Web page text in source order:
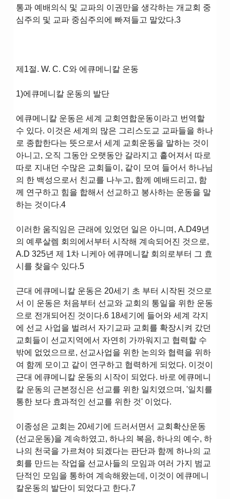
통과 예배의식 및 교파의 이권만을 생각하는 개교회 중
심주의 및 교파 중심주의에 빠져들고 말았다.3
제1절. W. C. C와 에큐메니칼 운동
1)에큐메니칼 운동의 발단
에큐메니칼 운동은 세계 교회연합운동이라고 번역할
수 있다. 이것은 세계의 많은 그리스도교 교파들을 하나
로 종합한다는 뜻으로서 세계 교회운동을 말하는 것이
아니고, 오직 그동안 오랫동안 갈라지고 흩어져서 따로
따로 지내던 수많은 교회들이, 같이 모여 들어서 하나님
의 한 백성으로서 친교를 나누고, 함께 예배드리고, 함
께 연구하고 힘을 합해서 선교하고 봉사하는 운동을 말
하는 것이다.4
이러한 움직임은 근래에 있었던 일은 아니며, A.D49년
의 예루살렘 회의에서부터 시작해 계속되어진 것으로,
A.D 325년 제 1차 니케아 에큐메니칼 회의로부터 그 효
시를 찾을수 있다.5
근대 에큐메니칼 운동은 20세기 초 부터 시작된 것으로
서 이 운동은 처음부터 선교와 교회의 통일을 위한 운동
으로 전개되어진 것이다.6 18세기에 들어와 세계 각지
에 선교 사업을 벌려서 자기교파 교회를 확장시켜 갔던
교회들이 선교지역에서 자연히 가까워지고 협력할 수
밖에 없었으므로, 선교사업을 위한 논의와 협력을 위하
여 함께 모이고 같이 연구하고 협력하게 되었다. 이것이
근대 에큐메니칼 운동의 시작이 되었다. 바로 에큐메니
칼 운동의 근본정신은 선교를 위한 일치였으며, '일치를
통한 보다 효과적인 선교를 위한 것' 이었다.
이종성은 교회는 20세기에 드러서면서 교회확산운동
(선교운동)을 계속하였고, 하나의 복음, 하나의 예수, 하
나의 천국을 가르쳐야 되겠다는 판단과 함께 하나의 교
회를 만드는 작업을 선교사들의 모임과 여러 가지 범교
단적인 모임을 통하여 계속해왔는데, 이것이 에큐메니
칼운동의 발단이 되었다고 한다.7